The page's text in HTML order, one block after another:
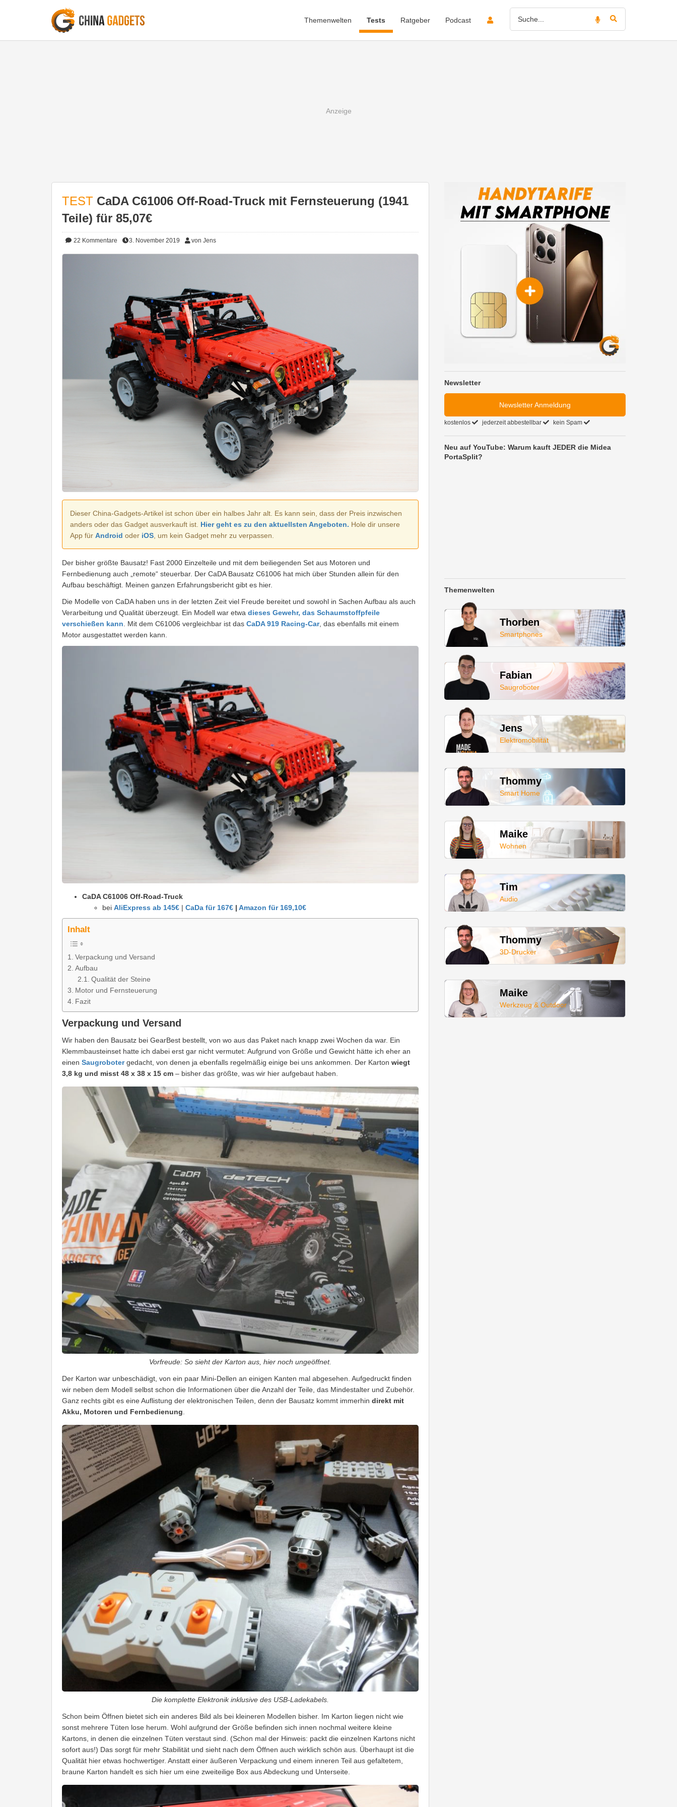
Themenwelten Tests Ratgeber Podcast
TEST CaDA C61006 Off-Road-Truck mit Fernsteuerung (1941
Teile) für 85,07€
22 Kommentare 3. November 2019 von Jens
Dieser China-Gadgets-Artikel ist schon über ein halbes Jahr alt. Es kann sein, dass der Preis inzwischen
anders oder das Gadget ausverkauft ist. Hier geht es zu den aktuellsten Angeboten. Hole dir unsere
App für Android oder iOS , um kein Gadget mehr zu verpassen.
Der bisher größte Bausatz! Fast 2000 Einzelteile und mit dem beiliegenden Set aus Motoren und
Fernbedienung auch „remote“ steuerbar. Der CaDA Bausatz C61006 hat mich über Stunden allein für den
Aufbau beschäftigt. Meinen ganzen Erfahrungsbericht gibt es hier.
Die Modelle von CaDA haben uns in der letzten Zeit viel Freude bereitet und sowohl in Sachen Aufbau als auch
Verarbeitung und Qualität überzeugt. Ein Modell war etwa dieses Gewehr, das Schaumstoffpfeile
verschießen kann . Mit dem C61006 vergleichbar ist das CaDA 919 Racing-Car, das ebenfalls mit einem
Motor ausgestattet werden kann.
CaDA C61006 Off-Road-Truck
bei AliExpress ab 145€ | CaDa für 167€ | Amazon für 169,10€
Inhalt
Verpackung und Versand
Aufbau
Qualität der Steine
Motor und Fernsteuerung
Fazit
Verpackung und Versand
Wir haben den Bausatz bei GearBest bestellt, von wo aus das Paket nach knapp zwei Wochen da war. Ein
Klemmbausteinset hatte ich dabei erst gar nicht vermutet: Aufgrund von Größe und Gewicht hätte ich eher an
einen Saugrobotergedacht, von denen ja ebenfalls regelmäßig einige bei uns ankommen. Der Karton wiegt
3,8 kg und misst 48 x 38 x 15 cm – bisher das größte, was wir hier aufgebaut haben.
Vorfreude: So sieht der Karton aus, hier noch ungeöffnet.
Der Karton war unbeschädigt, von ein paar Mini-Dellen an einigen Kanten mal abgesehen. Aufgedruckt finden
wir neben dem Modell selbst schon die Informationen über die Anzahl der Teile, das Mindestalter und Zubehör.
Ganz rechts gibt es eine Auflistung der elektronischen Teilen, denn der Bausatz kommt immerhin direkt mit
Akku, Motoren und Fernbedienung
Die komplette Elektronik inklusive des USB-Ladekabels.
Schon beim Öffnen bietet sich ein anderes Bild als bei kleineren Modellen bisher. Im Karton liegen nicht wie
sonst mehrere Tüten lose herum. Wohl aufgrund der Größe befinden sich innen nochmal weitere kleine
Kartons, in denen die einzelnen Tüten verstaut sind. (Schon mal der Hinweis: packt die einzelnen Kartons nicht
sofort aus!) Das sorgt für mehr Stabilität und sieht nach dem Öffnen auch wirklich schön aus. Überhaupt ist die
Qualität hier etwas hochwertiger. Anstatt einer äußeren Verpackung und einem inneren Teil aus gefaltetem,
braune Karton handelt es sich hier um eine zweiteilige Box aus Abdeckung und Unterseite.
Newsletter
Newsletter Anmeldung
kostenlos jederzeit abbestellbar kein Spam
Neu auf YouTube: Warum kauft JEDER die Midea
PortaSplit?
Themenwelten
Thorben
Smartphones
Fabian
Saugroboter
Jens
Elektromobilität
Thommy
Smart Home
Maike
Wohnen
Tim
Audio
Thommy
3D-Drucker
Maike
Werkzeug & Outdoor